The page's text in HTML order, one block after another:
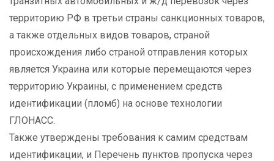
территорию РФ в третьи страны санкционных товаров,
а также отдельных видов товаров, страной
происхождения либо страной отправления которых
является Украина или которые перемещаются через
территорию Украины, с применением средств
идентификации (пломб) на основе технологии
ГЛОНАСС.
Также утверждены требования к самим средствам
идентификации, и Перечень пунктов пропуска через